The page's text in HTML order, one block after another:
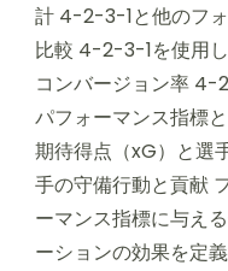
計 4-2-3-1と他のフ
比較 4-2-3-1を使用
コンバージョン率 4-
パフォーマンス指標
期待得点（xG）と選
手の守備行動と貢献
ーマンス指標に与え
ーションの効果を定